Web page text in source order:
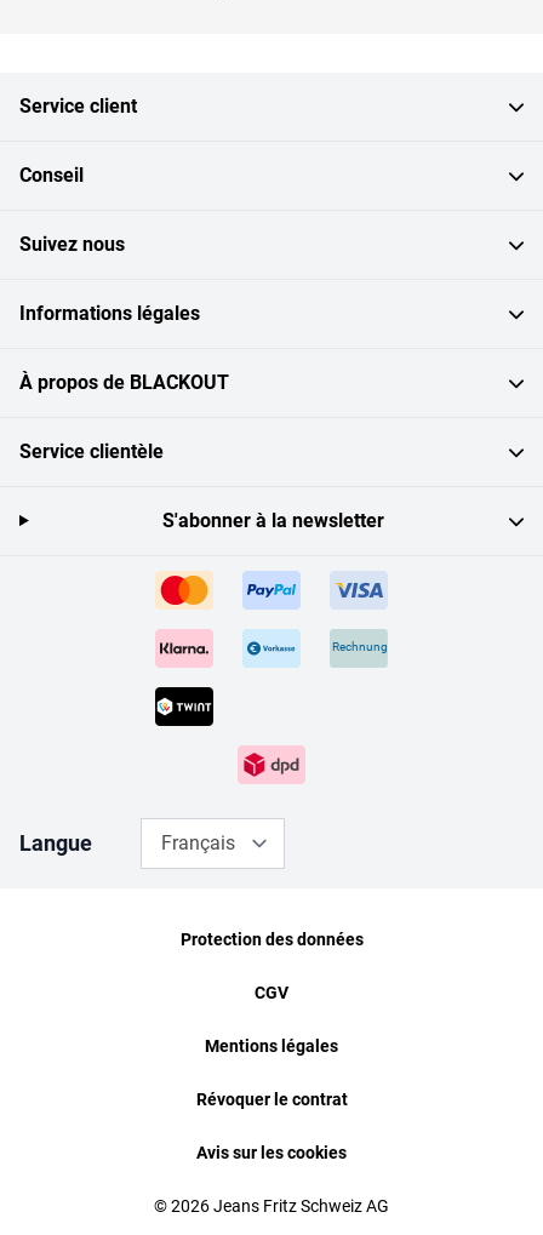
Service client
Conseil
Suivez nous
Informations légales
À propos de BLACKOUT
Service clientèle
Rechnung
S'abonner à la newsletter
Langue Français
© 2026 Jeans Fritz Schweiz AG
Protection des données
CGV
Mentions légales
Révoquer le contrat
Avis sur les cookies